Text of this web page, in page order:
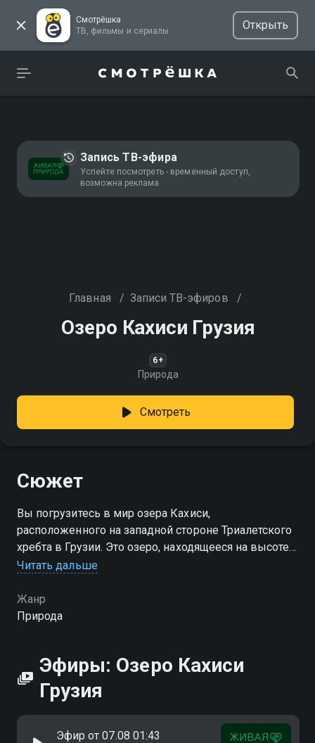
Смотрёшка
ТВ, фильмы и сериалы
Открыть
Запись ТВ-эфира
Успейте посмотреть - временный доступ,
возможна реклама
Главная / Записи ТВ-эфиров /
Озеро Кахиси Грузия
6+
Природа
Смотреть
Сюжет
Вы погрузитесь в мир озера Кахиси,
расположенного на западной стороне Триалетского
хребта в Грузии. Это озеро, находящееся на высоте
1752 метра над уровнем моря, впечатляет своей
Читать дальше
Жанр
Природа
Эфиры: Озеро Кахиси
Грузия
Эфир от 07.08 01:43